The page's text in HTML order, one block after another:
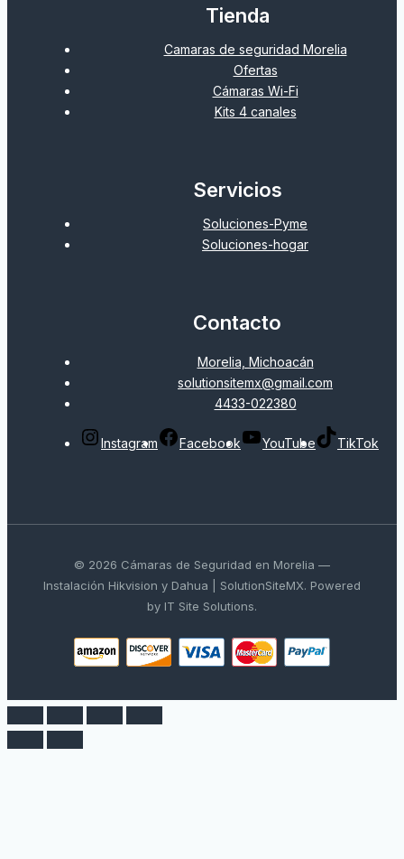
Tienda
Camaras de seguridad Morelia
Ofertas
Cámaras Wi-Fi
Kits 4 canales
Servicios
Soluciones-Pyme
Soluciones-hogar
Contacto
Morelia, Michoacán
solutionsitemx@gmail.com
4433-022380
Instagram Facebook YouTube TikTok
© 2026 Cámaras de Seguridad en Morelia —
Instalación Hikvision y Dahua | SolutionSiteMX. Powered
by IT Site Solutions.